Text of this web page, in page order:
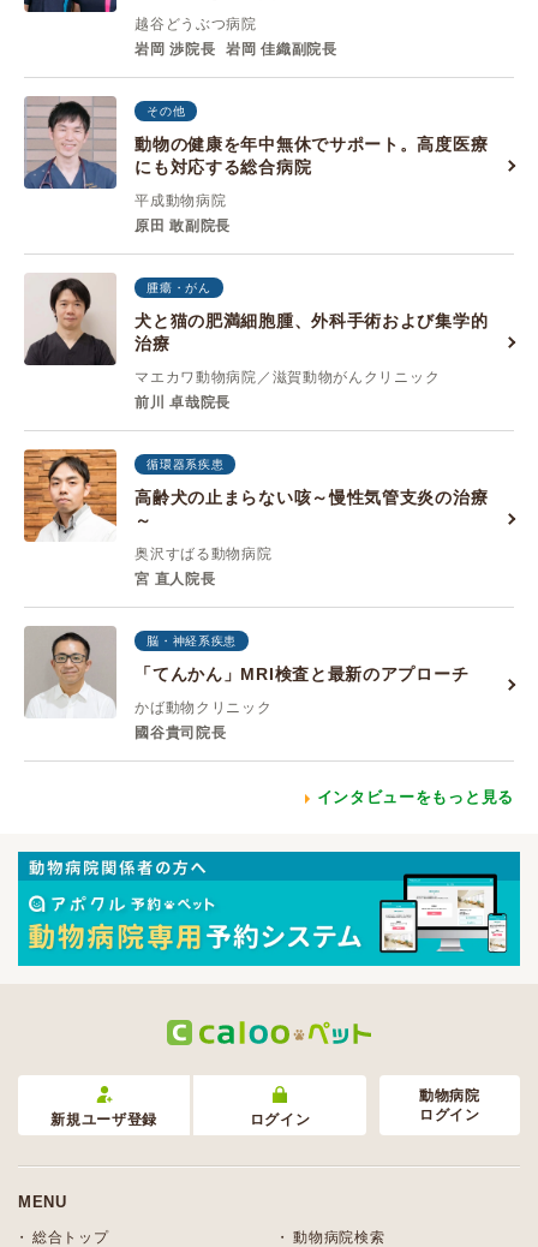
越谷どうぶつ病院
岩岡 渉院長
岩岡 佳織副院長
その他
動物の健康を年中無休でサポート。高度医療
にも対応する総合病院
平成動物病院
原田 敢副院長
腫瘍・がん
犬と猫の肥満細胞腫、外科手術および集学的
治療
マエカワ動物病院／滋賀動物がんクリニック
前川 卓哉院長
循環器系疾患
高齢犬の止まらない咳～慢性気管支炎の治療
～
奥沢すばる動物病院
宮 直人院長
脳・神経系疾患
「てんかん」MRI検査と最新のアプローチ
かば動物クリニック
國谷貴司院長
インタビューをもっと見る
新規ユーザ登録 ログイン
動物病院
ログイン
MENU
総合トップ 動物病院検索